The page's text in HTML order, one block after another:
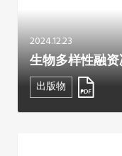
2024.12.23
生物多样性融
出版物